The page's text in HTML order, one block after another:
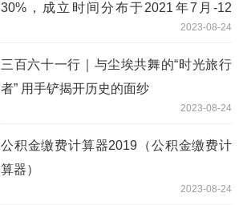
30%，成立时间分布于2021年7月-12
月，投资风格何去何从？|基金观察2023-08-24
三百六十一行｜与尘埃共舞的“时光旅行
者” 用手铲揭开历史的面纱
2023-08-24
公积金缴费计算器2019（公积金缴费计
算器）
2023-08-24